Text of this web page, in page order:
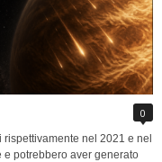
0
nel 2021 e nel
potrebbero aver generato